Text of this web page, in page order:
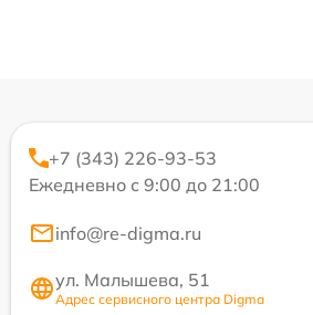
+7 (343) 226-93-53
Ежедневно с 9:00 до 21:00
info@re-digma.ru
ул. Малышева, 51
Адрес сервисного центра Digma